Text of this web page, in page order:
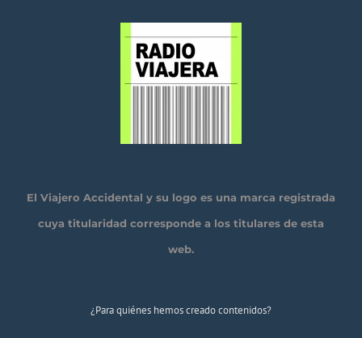
El Viajero Accidental y su logo es una marca registrada
cuya titularidad corresponde a los titulares de esta
web.
¿Para quiénes hemos creado contenidos?